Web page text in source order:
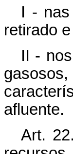
I -
retirado
II -
afluente.
Art.